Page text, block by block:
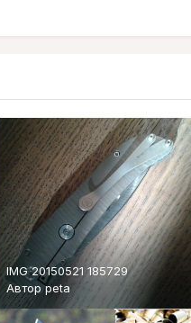
IMG 20150521 185729
Авторpeta